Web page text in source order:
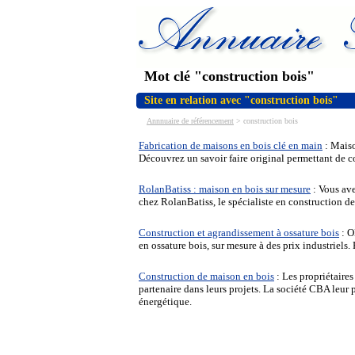
Mot clé "construction bois"
Site en relation avec "construction bois"
Annnuaire de référencement > construction bois
Fabrication de maisons en bois clé en main :
Découvrez un savoir faire original permettant de
RolanBatiss : maison en bois sur mesure : Vous
chez RolanBatiss, le spécialiste en construction
Construction et agrandissement à ossature bois :
en ossature bois, sur mesure à des prix
Construction de maison en bois : Les
partenaire dans leurs projets. La société CBA leur
énergétique.